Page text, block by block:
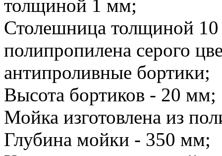
толщиной 1 мм;
Столешница толщиной
полипропилена серого
антипроливные бортики;
Высота бортиков - 20 мм;
Мойка изготовлена из
Глубина мойки - 350 мм;